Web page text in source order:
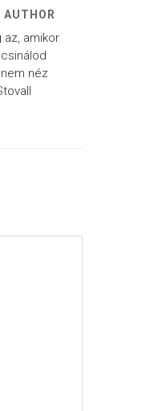
az, amikor
néz